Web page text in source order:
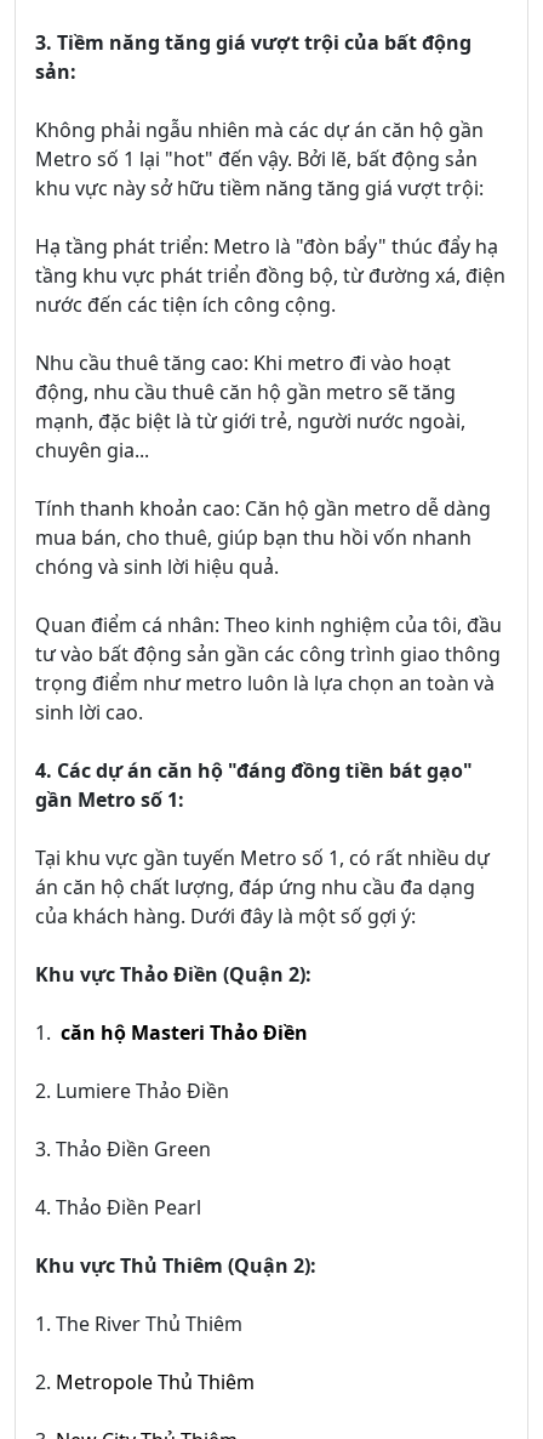
3. Tiềm năng tăng giá vượt trội của bất động
sản:
Không phải ngẫu nhiên mà các dự án căn hộ gần
Metro số 1 lại "hot" đến vậy. Bởi lẽ, bất động sản
khu vực này sở hữu tiềm năng tăng giá vượt trội:
Hạ tầng phát triển: Metro là "đòn bẩy" thúc đẩy hạ
tầng khu vực phát triển đồng bộ, từ đường xá, điện
nước đến các tiện ích công cộng.
Nhu cầu thuê tăng cao: Khi metro đi vào hoạt
động, nhu cầu thuê căn hộ gần metro sẽ tăng
mạnh, đặc biệt là từ giới trẻ, người nước ngoài,
chuyên gia...
Tính thanh khoản cao: Căn hộ gần metro dễ dàng
mua bán, cho thuê, giúp bạn thu hồi vốn nhanh
chóng và sinh lời hiệu quả.
Quan điểm cá nhân: Theo kinh nghiệm của tôi, đầu
tư vào bất động sản gần các công trình giao thông
trọng điểm như metro luôn là lựa chọn an toàn và
sinh lời cao.
4. Các dự án căn hộ "đáng đồng tiền bát gạo"
gần Metro số 1:
Tại khu vực gần tuyến Metro số 1, có rất nhiều dự
án căn hộ chất lượng, đáp ứng nhu cầu đa dạng
của khách hàng. Dưới đây là một số gợi ý:
Khu vực Thảo Điền (Quận 2):
1. căn hộ Masteri Thảo Điền
2. Lumiere Thảo Điền
3. Thảo Điền Green
4. Thảo Điền Pearl
Khu vực Thủ Thiêm (Quận 2):
1. The River Thủ Thiêm
2. Metropole Thủ Thiêm